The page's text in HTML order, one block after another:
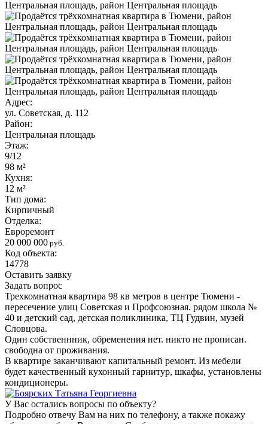
Адрес:
ул. Советская, д. 112
Район:
Центральная площадь
Этаж:
9/12
98 м²
Кухня:
12 м²
Тип дома:
Кирпичный
Отделка:
Евроремонт
20 000 000 руб.
Код объекта:
14778
Оставить заявку
Задать вопрос
Трехкомнатная квартира 98 кв метров в центре Тюмени -
пересечение улиц Советская и Профсоюзная. рядом школа №
40 и детский сад, детская поликлиника, ТЦ Гудвин, музей
Словцова.
Один собственнник, обременения нет. никто не прописан.
свободна от проживания.
В квартире заканчивают капитальный ремонт. Из мебели
будет качественный кухонный гарнитур, шкафы, установлены
кондиционеры.
У Вас остались вопросы по объекту?
Подробно отвечу Вам на них по телефону, а также покажу